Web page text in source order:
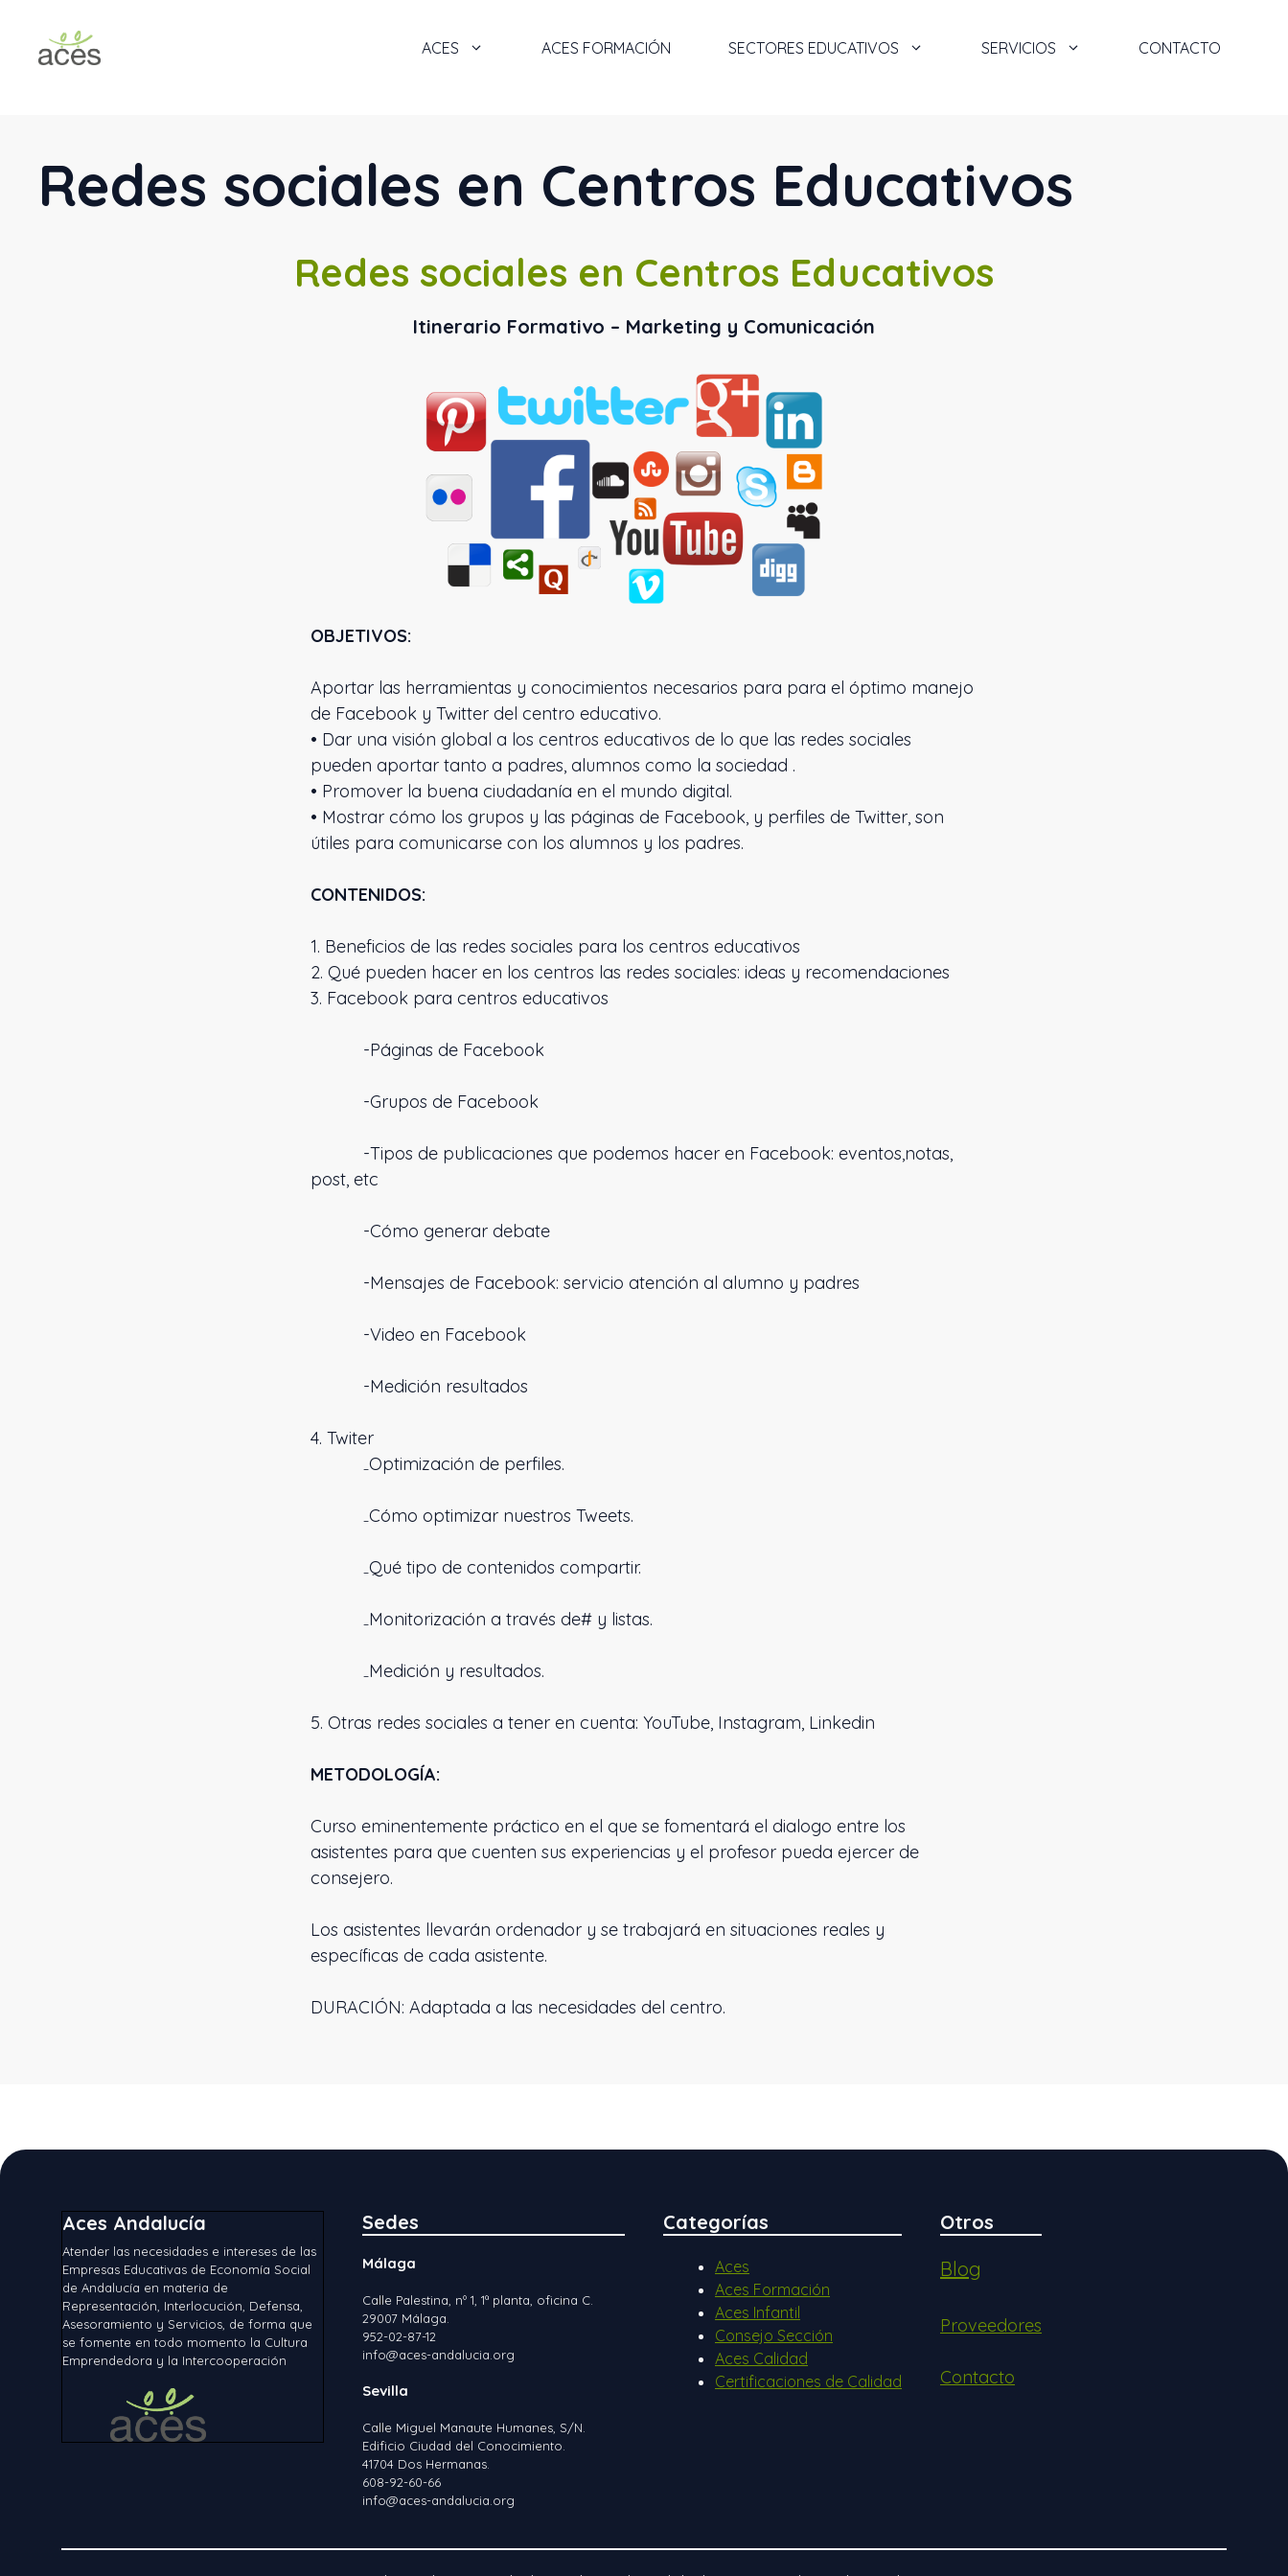
contenido
ACES ACES FORMACIÓN SECTORES EDUCATIVOS SERVICIOS CONTACTO
Redes sociales en Centros Educativos
Redes sociales en Centros Educativos
Itinerario Formativo – Marketing y Comunicación
OBJETIVOS:
Aportar las herramientas y conocimientos necesarios para para el óptimo manejo
de Facebook y Twitter del centro educativo.
• Dar una visión global a los centros educativos de lo que las redes sociales
pueden aportar tanto a padres, alumnos como la sociedad .
• Promover la buena ciudadanía en el mundo digital.
• Mostrar cómo los grupos y las páginas de Facebook, y perfiles de Twitter, son
útiles para comunicarse con los alumnos y los padres.
CONTENIDOS:
1. Beneficios de las redes sociales para los centros educativos
2. Qué pueden hacer en los centros las redes sociales: ideas y recomendaciones
3. Facebook para centros educativos
-Páginas de Facebook
-Grupos de Facebook
-Tipos de publicaciones que podemos hacer en Facebook: eventos,notas,
post, etc
-Cómo generar debate
-Mensajes de Facebook: servicio atención al alumno y padres
-Video en Facebook
-Medición resultados
4. Twiter
₋Optimización de perfiles.
₋Cómo optimizar nuestros Tweets.
₋Qué tipo de contenidos compartir.
₋Monitorización a través de# y listas.
₋Medición y resultados.
5. Otras redes sociales a tener en cuenta: YouTube, Instagram, Linkedin
METODOLOGÍA:
Curso eminentemente práctico en el que se fomentará el dialogo entre los
asistentes para que cuenten sus experiencias y el profesor pueda ejercer de
consejero.
Los asistentes llevarán ordenador y se trabajará en situaciones reales y
específicas de cada asistente.
DURACIÓN: Adaptada a las necesidades del centro.
Aces Andalucía
Atender las necesidades e intereses de las
Empresas Educativas de Economía Social
de Andalucía en materia de
Representación, Interlocución, Defensa,
Asesoramiento y Servicios, de forma que
se fomente en todo momento la Cultura
Emprendedora y la Intercooperación
Sedes
Málaga
Calle Palestina, nº 1, 1ª planta, oficina C.
29007 Málaga.
952-02-87-12
info@aces-andalucia.org
Sevilla
Calle Miguel Manaute Humanes, S/N.
Edificio Ciudad del Conocimiento.
41704 Dos Hermanas.
608-92-60-66
info@aces-andalucia.org
Categorías
Aces
Aces Formación
Aces Infantil
Consejo Sección
Aces Calidad
Certificaciones de Calidad
Otros
Blog
Proveedores
Contacto